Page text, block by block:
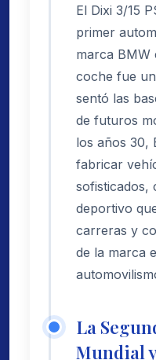
El Dixi 3/15
primer
marca BMW
coche fue
sentó las
de futuros
los años 30,
fabricar
sofisticados,
deportivo
carreras y
de la marca
La
Mundial